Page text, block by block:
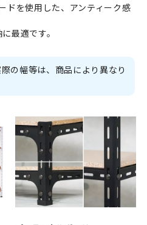
ドを使用した、アンティーク感
最適です。
の幅等は、商品により異なり